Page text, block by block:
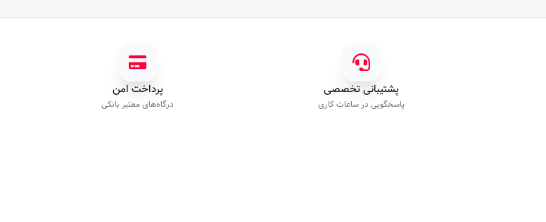
پشتیبانی تخصصی
پاسخگویی در ساعات کاری
پرداخت امن
درگاه‌های معتبر بانکی